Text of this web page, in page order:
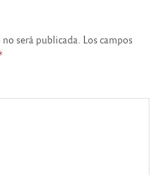
será publicada. Los campos